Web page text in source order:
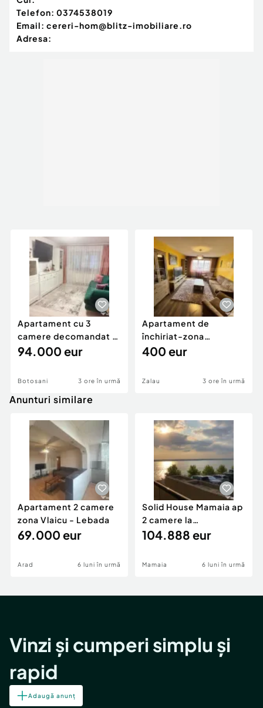
Telefon: 0374538019
Email: cereri-hom@blitz-imobiliare.ro
Adresa:
Apartament cu 3
camere decomandat -
renovat - Bucovina -
94.000 eur
Botosani 3 ore în urmă
Apartament de
închiriat-zona
ultracentrală
400 eur
Zalau 3 ore în urmă
Anunturi similare
Apartament 2 camere
zona Vlaicu - Lebada
69.000 eur
Arad 6 luni în urmă
Solid House Mamaia ap
2 camere la
cheie,langa Mega
104.888 eur
Mamaia 6 luni în urmă
Vinzi și cumperi simplu și
rapid
Adaugă anunț